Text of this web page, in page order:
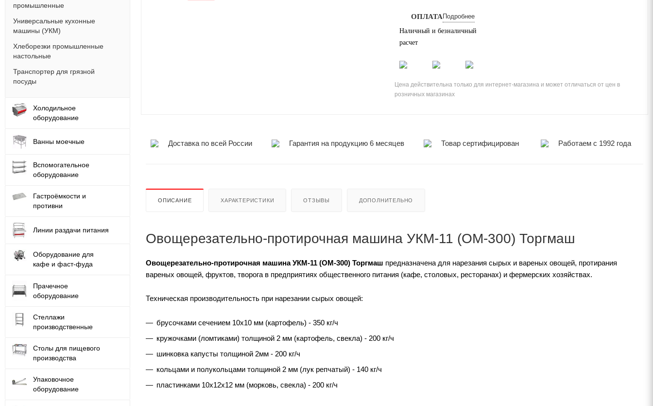
ОПЛАТА Подробнее
Наличный и безналичный
расчет
Цена действительна только для интернет-магазина и может отличаться от цен в
розничных магазинах
Доставка по всей России Гарантия на продукцию 6 месяцев Товар сертифицирован Работаем с 1992 года
ОПИСАНИЕ ХАРАКТЕРИСТИКИ ОТЗЫВЫ ДОПОЛНИТЕЛЬНО
Овощерезательно-протирочная машина УКМ-11 (ОМ-300) Торгмаш
Овощерезательно-протирочная машина УКМ-11 (ОМ-300) Торгмаш предназначена для нарезания сырых и вареных овощей, протирания
вареных овощей, фруктов, творога в предприятиях общественного питания (кафе, столовых, ресторанах) и фермерских хозяйствах.
Техническая производительность при нарезании сырых овощей:
брусочками сечением 10х10 мм (картофель) - 350 кг/ч
кружочками (ломтиками) толщиной 2 мм (картофель, свекла) - 200 кг/ч
шинковка капусты толщиной 2мм - 200 кг/ч
кольцами и полукольцами толщиной 2 мм (лук репчатый) - 140 кг/ч
пластинками 10х12х12 мм (морковь, свекла) - 200 кг/ч
промышленные
Универсальные кухонные
машины (УКМ)
Хлеборезки промышленные
настольные
Транспортер для грязной
посуды
Холодильное
оборудование
Ванны моечные
Вспомогательное
оборудование
Гастроёмкости и
противни
Линии раздачи питания
Оборудование для
кафе и фаст-фуда
Прачечное
оборудование
Стеллажи
производственные
Столы для пищевого
производства
Упаковочное
оборудование